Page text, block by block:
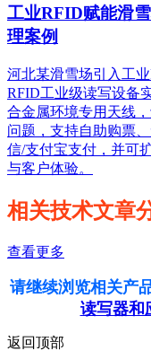
工业RFID赋能滑
理案例
河北某滑雪场引入工
RFID工业级读写设备
合金属环境专用天线
问题，支持自助购票
信/支付宝支付，并可
与客户体验。
相关技术文章
查看更多
请继续浏览相关产
读写器和
返回顶部